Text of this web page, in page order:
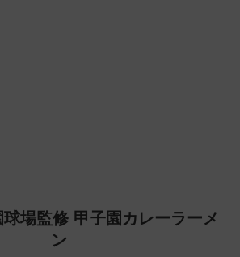
場監修 甲子園カレーラーメ
ン